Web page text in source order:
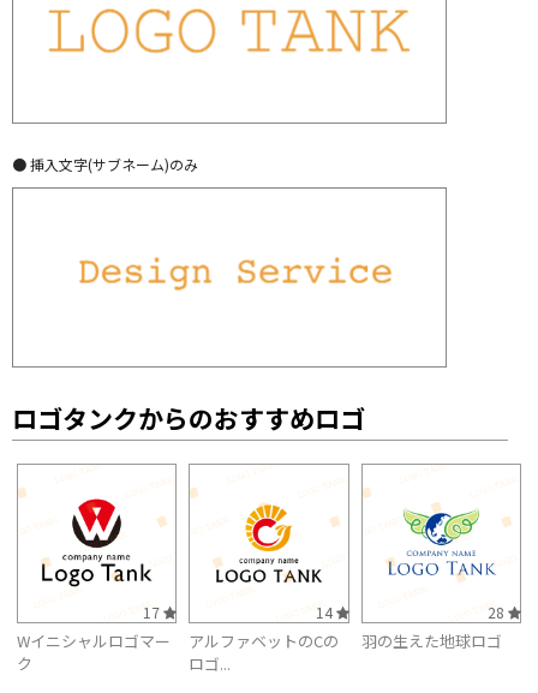
● 挿入文字(サブネーム)のみ
ロゴタンクからのおすすめロゴ
17
Wイニシャルロゴマー
ク
14
アルファベットのCの
ロゴ...
28
羽の生えた地球ロゴ